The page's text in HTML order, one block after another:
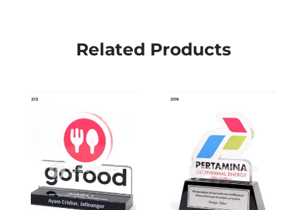
Related Products